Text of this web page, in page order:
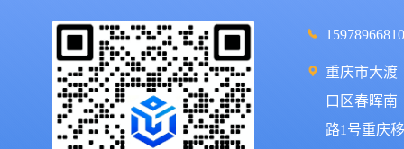
重庆市大渡
口区春晖南
路1号重庆